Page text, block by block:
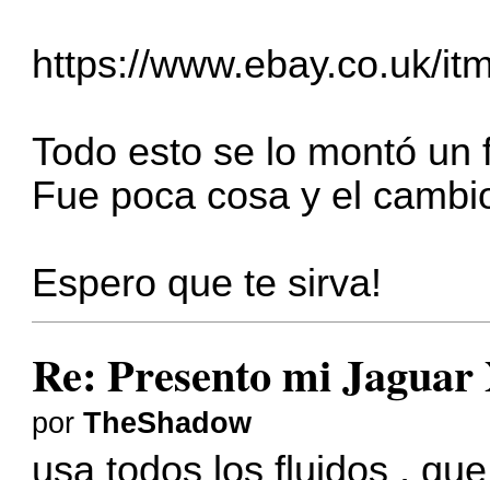
https://www.ebay.co.uk/
Todo esto se lo montó
Fue poca cosa y el
Espero que te sirva!
Re: Presento mi Jaguar
porTheShadow
usa todos los fluidos ,